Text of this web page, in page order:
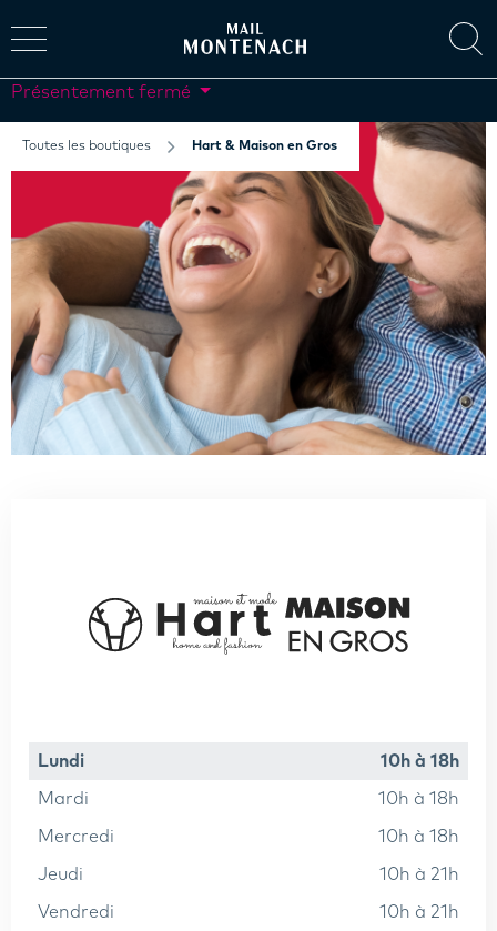
Présentement fermé
Toutes les boutiques Hart & Maison en Gros
lundi 10h à 18h
mardi 10h à 18h
mercredi 10h à 18h
jeudi 10h à 21h
vendredi 10h à 21h